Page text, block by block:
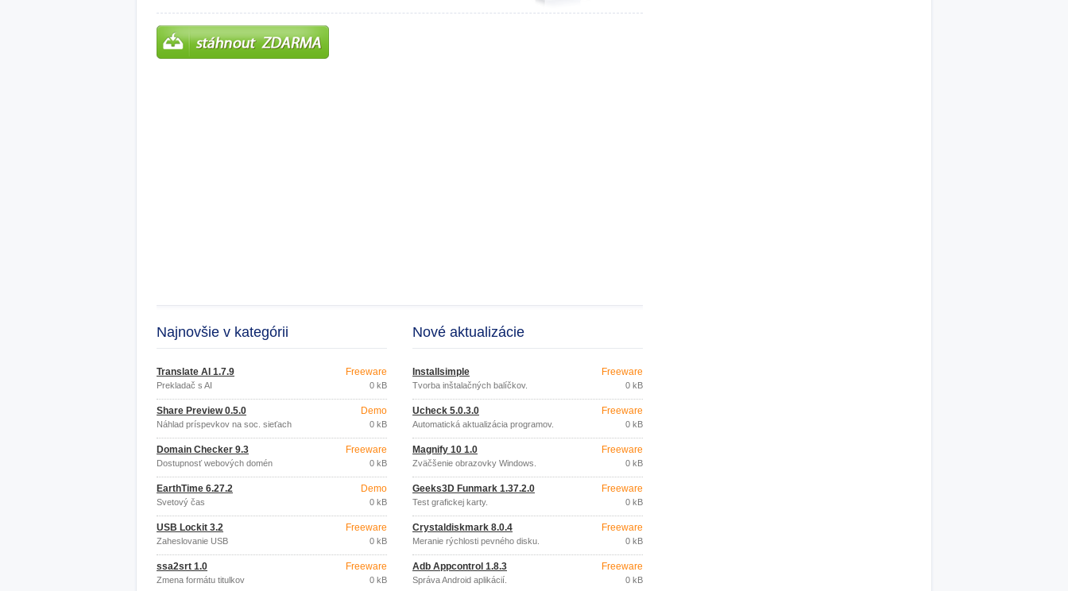
Najnovšie v kategórii
Translate AI 1.7.9
Prekladač s AI
Freeware
0 kB
Share Preview 0.5.0
Náhlad príspevkov na soc. sieťach
Demo
0 kB
Domain Checker 9.3
Dostupnosť webových domén
Freeware
0 kB
EarthTime 6.27.2
Svetový čas
Demo
0 kB
USB Lockit 3.2
Zaheslovanie USB
Freeware
0 kB
ssa2srt 1.0
Zmena formátu titulkov
Freeware
0 kB
Nové aktualizácie
Installsimple
Tvorba inštalačných balíčkov.
Freeware
0 kB
Ucheck 5.0.3.0
Automatická aktualizácia programov.
Freeware
0 kB
Magnify 10 1.0
Zväčšenie obrazovky Windows.
Freeware
0 kB
Geeks3D Funmark 1.37.2.0
Test grafickej karty.
Freeware
0 kB
Crystaldiskmark 8.0.4
Meranie rýchlosti pevného disku.
Freeware
0 kB
Adb Appcontrol 1.8.3
Správa Android aplikácií.
Freeware
0 kB